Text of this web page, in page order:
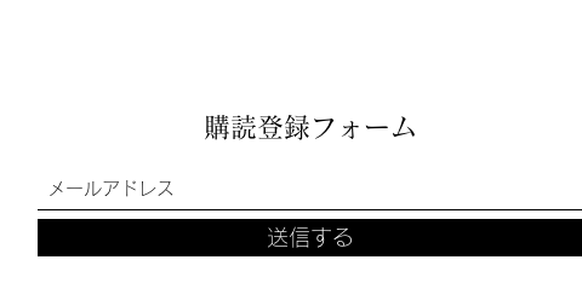
購読登録フォーム
送信する